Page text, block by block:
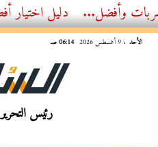
الأحد ، 9 أغسطس 2026 06:14 صـ
رئيس التحرير